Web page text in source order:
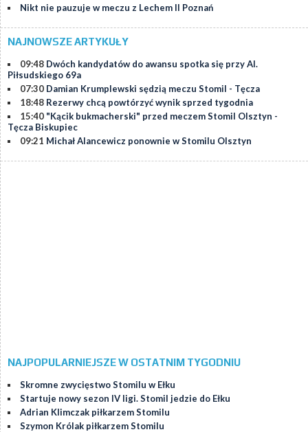
Nikt nie pauzuje w meczu z Lechem II Poznań
NAJNOWSZE ARTYKUŁY
09:48 Dwóch kandydatów do awansu spotka się przy Al.
Piłsudskiego 69a
07:30 Damian Krumplewski sędzią meczu Stomil - Tęcza
18:48 Rezerwy chcą powtórzyć wynik sprzed tygodnia
15:40 "Kącik bukmacherski" przed meczem Stomil Olsztyn -
Tęcza Biskupiec
09:21 Michał Alancewicz ponownie w Stomilu Olsztyn
NAJPOPULARNIEJSZE W OSTATNIM TYGODNIU
Skromne zwycięstwo Stomilu w Ełku
Startuje nowy sezon IV ligi. Stomil jedzie do Ełku
Adrian Klimczak piłkarzem Stomilu
Szymon Królak piłkarzem Stomilu